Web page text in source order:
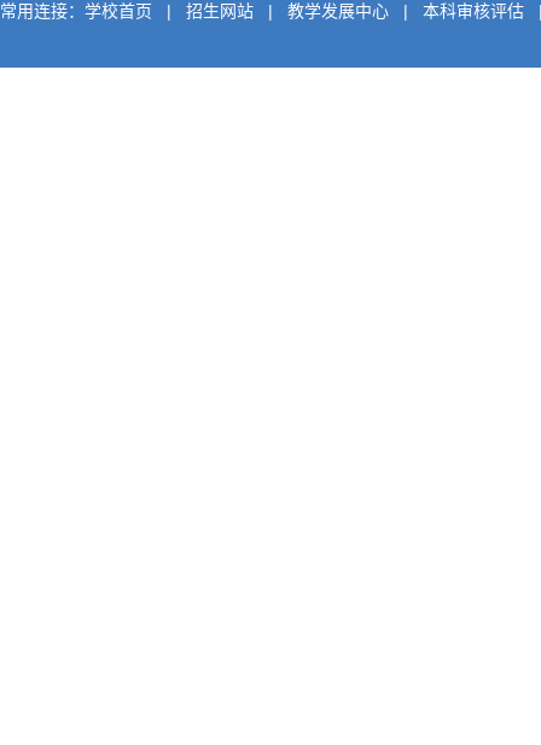
常用连接： 学校首页 | 招生网站 | 教学发展中心 | 本科审核评估